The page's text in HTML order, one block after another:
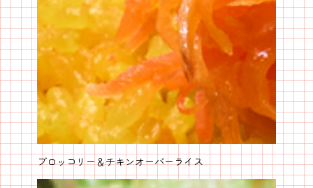
ブロッコリー＆チキンオーバーライス